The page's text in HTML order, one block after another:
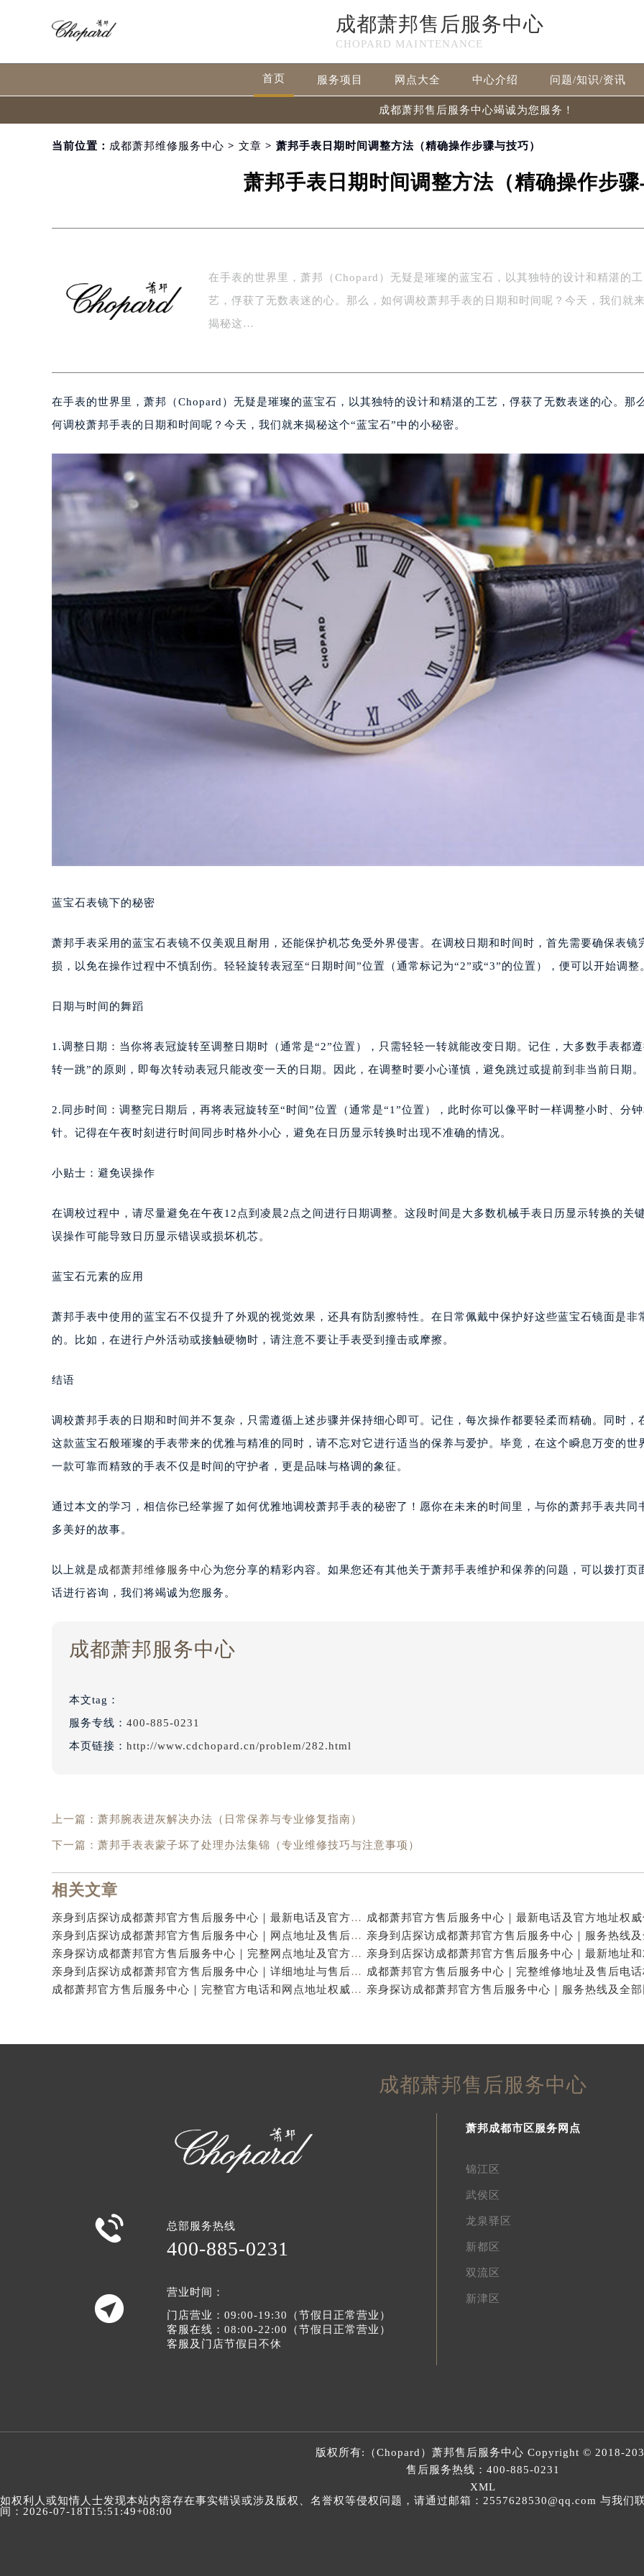
成都萧邦售后服务中心
CHOPARD MAINTENANCE
首页 服务项目 网点大全 中心介绍 问题/知识/资讯
成都萧邦售后服务中心竭诚为您服务！
当前位置： 成都萧邦维修服务中心 > 文章 > 萧邦手表日期时间调整方法（精确操作步骤与技巧）
萧邦手表日期时间调整方法（精确操作步骤
在手表的世界里，萧邦（Chopard）无疑是璀璨的蓝宝石，以其独特的设计和精湛的工
艺，俘获了无数表迷的心。那么，如何调校萧邦手表的日期和时间呢？今天，我们就来
揭秘这…
在手表的世界里，萧邦（Chopard）无疑是璀璨的蓝宝石，以其独特的设计和精湛的工艺，俘获了无数表迷的心。那
何调校萧邦手表的日期和时间呢？今天，我们就来揭秘这个“蓝宝石”中的小秘密。
蓝宝石表镜下的秘密
萧邦手表采用的蓝宝石表镜不仅美观且耐用，还能保护机芯免受外界侵害。在调校日期和时间时，首先需要确保表镜
损，以免在操作过程中不慎刮伤。轻轻旋转表冠至“日期时间”位置（通常标记为“2”或“3”的位置），便可以开始调整
日期与时间的舞蹈
1.调整日期：当你将表冠旋转至调整日期时（通常是“2”位置），只需轻轻一转就能改变日期。记住，大多数手表都遵
转一跳”的原则，即每次转动表冠只能改变一天的日期。因此，在调整时要小心谨慎，避免跳过或提前到非当前日期。
2.同步时间：调整完日期后，再将表冠旋转至“时间”位置（通常是“1”位置），此时你可以像平时一样调整小时、分
针。记得在午夜时刻进行时间同步时格外小心，避免在日历显示转换时出现不准确的情况。
小贴士：避免误操作
在调校过程中，请尽量避免在午夜12点到凌晨2点之间进行日期调整。这段时间是大多数机械手表日历显示转换的关键
误操作可能导致日历显示错误或损坏机芯。
蓝宝石元素的应用
萧邦手表中使用的蓝宝石不仅提升了外观的视觉效果，还具有防刮擦特性。在日常佩戴中保护好这些蓝宝石镜面是非
的。比如，在进行户外活动或接触硬物时，请注意不要让手表受到撞击或摩擦。
结语
调校萧邦手表的日期和时间并不复杂，只需遵循上述步骤并保持细心即可。记住，每次操作都要轻柔而精确。同时，
这款蓝宝石般璀璨的手表带来的优雅与精准的同时，请不忘对它进行适当的保养与爱护。毕竟，在这个瞬息万变的世
一款可靠而精致的手表不仅是时间的守护者，更是品味与格调的象征。
通过本文的学习，相信你已经掌握了如何优雅地调校萧邦手表的秘密了！愿你在未来的时间里，与你的萧邦手表共同
多美好的故事。
以上就是 成都萧邦维修服务中心为您分享的精彩内容。如果您还有其他关于萧邦手表维护和保养的问题，可以拨打页
话进行咨询，我们将竭诚为您服务。
成都萧邦服务中心
本文tag：
服务专线： 400-885-0231
本页链接： http://www.cdchopard.cn/problem/282.html
上一篇： 萧邦腕表进灰解决办法（日常保养与专业修复指南）
下一篇： 萧邦手表表蒙子坏了处理办法集锦（专业维修技巧与注意事项）
相关文章
亲身到店探访成都萧邦官方售后服务中心｜最新电话及官方地址（2026年7月最新）
亲身到店探访成都萧邦官方售后服务中心｜网点地址及售后热线（2026年7月最新）
亲身探访成都萧邦官方售后服务中心｜完整网点地址及官方热线（2026年7月最新）
亲身到店探访成都萧邦官方售后服务中心｜详细地址与售后服务电话（2026年7月最新）
成都萧邦官方售后服务中心｜完整官方电话和网点地址权威信息公示（2026年7月最新）
成都萧邦售后服务中心
 总部服务热线
400-885-0231

营业时间：
门店营业：09:00-19:30（节假日正常营业）
客服在线：08:00-22:00（节假日正常营业）
客服及门店节假日不休
萧邦成都市区服务网点
锦江区
武侯区
龙泉驿区
新都区
双流区
新津区
版权所有:（Chopard） 萧邦售后服务中心 Copyright © 2018-
售后服务热线： 400-885-0231
XML
如权利人或知情人士发现本站内容存在事实错误或涉及版权、名誉权等侵权问题，请通过邮箱：2557628530@qq.com 与我们
间：2026-07-18T15:51:49+08:00